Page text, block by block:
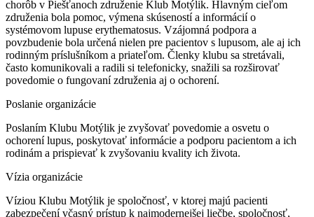
chorôb v Piešťanoch združenie Klub Motýlik. Hlavným cieľom
združenia bola pomoc, výmena skúseností a informácií o
systémovom lupuse erythematosus. Vzájomná podpora a
povzbudenie bola určená nielen pre pacientov s lupusom, ale aj ich
rodinným príslušníkom a priateľom. Členky klubu sa stretávali,
často komunikovali a radili si telefonicky, snažili sa rozširovať
povedomie o fungovaní združenia aj o ochorení.
Poslanie organizácie
Poslaním Klubu Motýlik je zvyšovať povedomie a osvetu o
ochorení lupus, poskytovať informácie a podporu pacientom a ich
rodinám a prispievať k zvyšovaniu kvality ich života.
Vízia organizácie
Víziou Klubu Motýlik je spoločnosť, v ktorej majú pacienti
zabezpečení včasný prístup k najmodernejšej liečbe, spoločnosť,